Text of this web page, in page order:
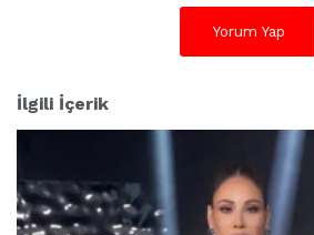
Yorum Yap
İlgili İçerik